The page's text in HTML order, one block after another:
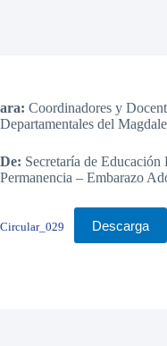
ara: Coordinadores y
Departamentales del
De: Secretaría de Educación
Permanencia – Embarazo
Circular_029 Descarga